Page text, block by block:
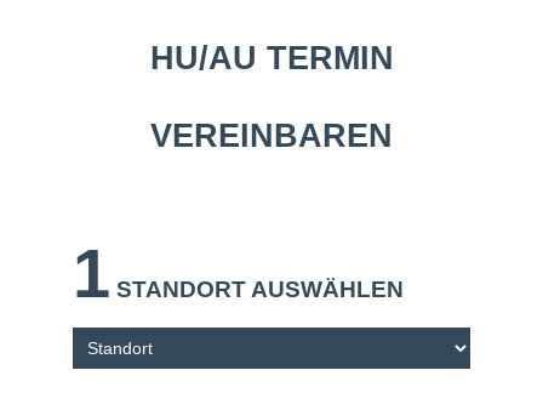
HU/AU TERMIN
VEREINBAREN
1 STANDORT AUSWÄHLEN